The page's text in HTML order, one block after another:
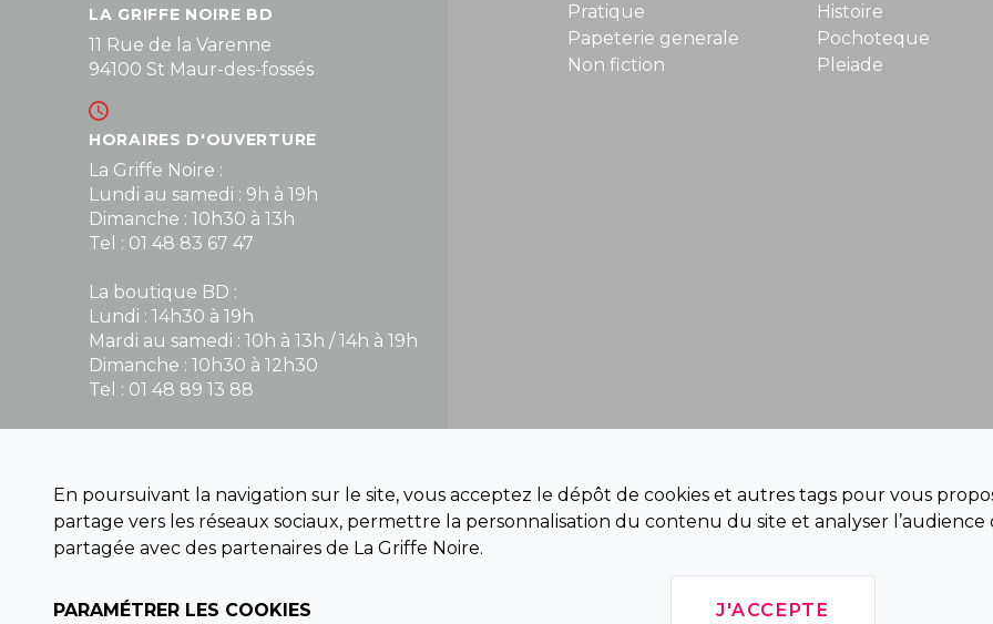
LA GRIFFE NOIRE BD
11 Rue de la Varenne
94100 St Maur-des-fossés
HORAIRES D'OUVERTURE
La Griffe Noire :
Lundi au samedi : 9h à 19h
Dimanche : 10h30 à 13h
Tel : 01 48 83 67 47
La boutique BD :
Lundi : 14h30 à 19h
Mardi au samedi : 10h à 13h / 14h à 19h
Dimanche : 10h30 à 12h30
Tel : 01 48 89 13 88
NOUS CONTACTER
contact@la-griffe-noire.com
Pratique
Papeterie generale
Non fiction
Histoire
Pochoteque
Pleiade
En poursuivant la navigation sur le site, vous acceptez le dépôt de cookies et autres tags pour vous
partage vers les réseaux sociaux, permettre la personnalisation du contenu du site et analyser
partagée avec des partenaires de La Griffe Noire.
PARAMÉTRER LES COOKIES J'ACCEPTE